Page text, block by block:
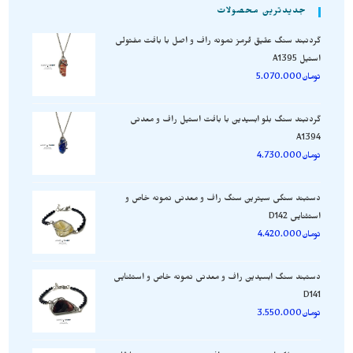
جدیدترین محصولات
گردنبند سنگ عقیق قرمز نمونه راف و اصل با بافت مفتولی
استیل A1395
تومان5.070.000
گردنبند سنگ بلو ابسیدین با بافت استیل راف و معدنی
A1394
تومان4.730.000
دستبند سنگی سیترین سنگ راف و معدنی نمونه خاص و
استثنایی D142
تومان4.420.000
دستبند سنگ ابسیدین راف و معدنی نمونه خاص و استثنایی
D141
تومان3.550.000